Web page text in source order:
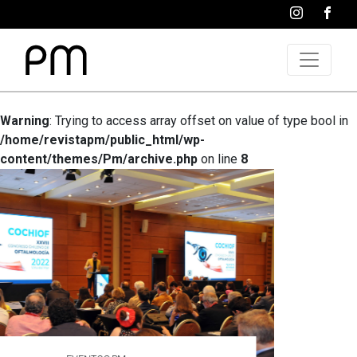
Warning: Trying to access array offset on value of type bool in
/home/revistapm/public_html/wp-
content/themes/Pm/archive.php on line 8